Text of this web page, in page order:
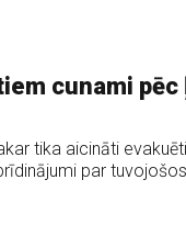
cunami pēc
tika aicināti
par tuvojošos